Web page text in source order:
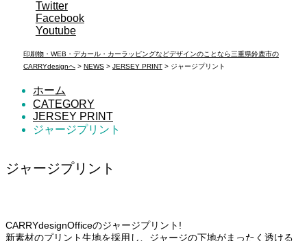
Twitter
Facebook
Youtube
印刷物・WEB・デカール・カーラッピングなどデザインのことなら三重県鈴鹿市の
CARRYdesignへ> NEWS> JERSEY PRINT> ジャージプリント
ホーム
CATEGORY
JERSEY PRINT
ジャージプリント
ジャージプリント
CARRYdesignOfficeのジャージプリント!
新素材のプリント生地を採用し、ジャージの下地がまったく透ける